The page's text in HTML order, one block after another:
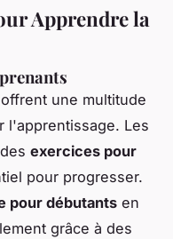
Apprendre la
offrent une multitude
l'apprentissage. Les
exercices pour
pour progresser.
pour débutants en
grâce à des